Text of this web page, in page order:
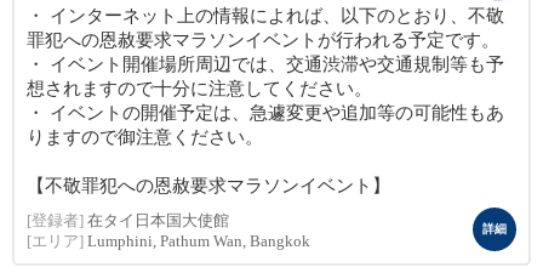
・ インターネット上の情報によれば、以下のとおり、不敬
罪犯への恩赦要求マラソンイベントが行われる予定です。
・ イベント開催場所周辺では、交通渋滞や交通規制等も予
想されますので十分に注意してください。
・ イベントの開催予定は、急遽変更や追加等の可能性もあ
りますので御注意ください。
【不敬罪犯への恩赦要求マラソンイベント】
[登録者] 在タイ日本国大使館
[エリア] Lumphini, Pathum Wan, Bangkok
詳細